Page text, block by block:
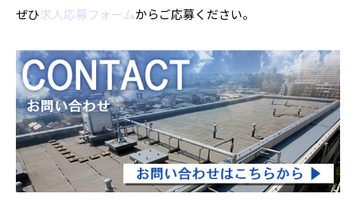
ぜひ求人応募フォームからご応募ください。